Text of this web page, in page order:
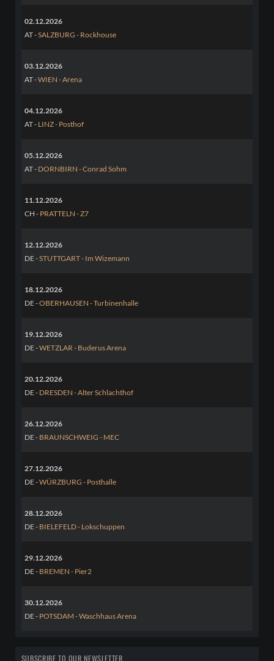
02.12.2026
AT -SALZBURG - Rockhouse
03.12.2026
AT -WIEN - Arena
04.12.2026
AT - LINZ - Posthof
05.12.2026
AT - DORNBIRN - Conrad Sohm
11.12.2026
CH - PRATTELN - Z7
12.12.2026
DE -STUTTGART - Im Wizemann
18.12.2026
DE -OBERHAUSEN - Turbinenhalle
19.12.2026
DE -WETZLAR - Buderus Arena
20.12.2026
DE - DRESDEN - Alter Schlachthof
26.12.2026
DE - BRAUNSCHWEIG - MEC
27.12.2026
DE -WÜRZBURG - Posthalle
28.12.2026
DE - BIELEFELD - Lokschuppen
29.12.2026
DE - BREMEN - Pier2
30.12.2026
DE - POTSDAM - Waschhaus Arena
SUBSCRIBE TO OUR NEWSLETTER